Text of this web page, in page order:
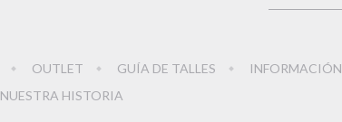
OUTLET GUÍA DE TALLES INFORMACIÓN
NUESTRA HISTORIA